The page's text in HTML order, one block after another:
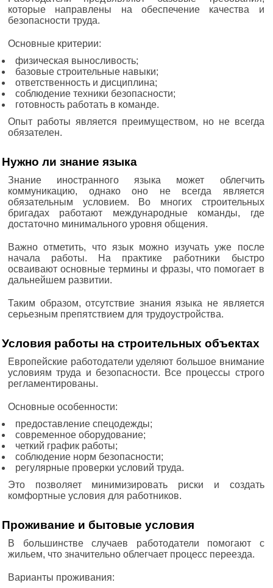
которые направлены на обеспечение качества и
безопасности труда.
Основные критерии:
физическая выносливость;
базовые строительные навыки;
ответственность и дисциплина;
соблюдение техники безопасности;
готовность работать в команде.
Опыт работы является преимуществом, но не всегда
обязателен.
Нужно ли знание языка
Знание иностранного языка может облегчить
коммуникацию, однако оно не всегда является
обязательным условием. Во многих строительных
бригадах работают международные команды, где
достаточно минимального уровня общения.
Важно отметить, что язык можно изучать уже после
начала работы. На практике работники быстро
осваивают основные термины и фразы, что помогает в
дальнейшем развитии.
Таким образом, отсутствие знания языка не является
серьезным препятствием для трудоустройства.
Условия работы на строительных объектах
Европейские работодатели уделяют большое внимание
условиям труда и безопасности. Все процессы строго
регламентированы.
Основные особенности:
предоставление спецодежды;
современное оборудование;
четкий график работы;
соблюдение норм безопасности;
регулярные проверки условий труда.
Это позволяет минимизировать риски и создать
комфортные условия для работников.
Проживание и бытовые условия
В большинстве случаев работодатели помогают с
жильем, что значительно облегчает процесс переезда.
Варианты проживания: